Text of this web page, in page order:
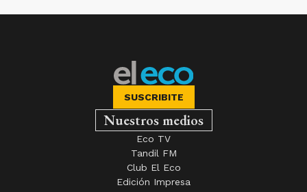
SUSCRIBITE
Nuestros medios
Eco TV
Tandil FM
Club El Eco
Edición Impresa